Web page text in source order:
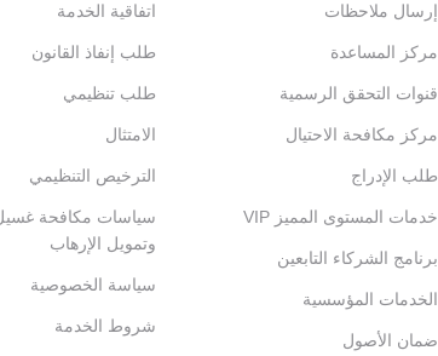
إرسال ملاحظات
مركز المساعدة
قنوات التحقق الرسمية
مركز مكافحة الاحتيال
طلب الإدراج
خدمات المستوى المميز VIP
برنامج الشركاء التابعين
الخدمات المؤسسية
ضمان الأصول
اتفاقية الخدمة
طلب إنفاذ القانون
طلب تنظيمي
الامتثال
الترخيص التنظيمي
سياسات مكافحة غسيل
وتمويل الإرهاب
سياسة الخصوصية
شروط الخدمة